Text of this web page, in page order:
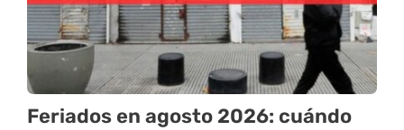
Feriados en agosto 2026: cuándo